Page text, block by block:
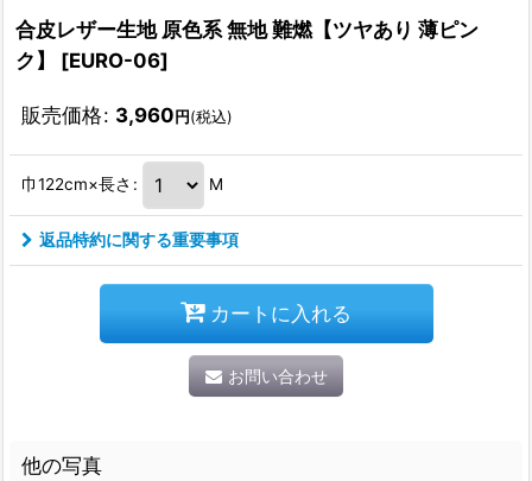
合皮レザー生地 原色系 無地 難燃【ツヤあり 薄ピン
ク】
[EURO-06]
販売価格: 3,960円(税込)
巾122cm×長さ : M
返品特約に関する重要事項
カートに入れる
お問い合わせ
他の写真